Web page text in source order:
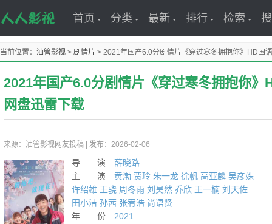
首页 分类 最新 排行 检索
当前位置： 油管影视 > 剧情片 > 2021年国产6.0分剧情片《穿过寒冬拥抱你》HD国
2021年国产6.0分剧情片《穿过寒冬拥抱你》
网盘迅雷下载
来源：油管影视网友投稿 发布：2026-02-06
导 演 薛晓路
主 演 黄渤 贾玲 朱一龙 徐帆 高亚麟 吴彦姝
许绍雄 王骁 周冬雨 刘昊然 乔欣 王一楠 刘天佐
田小洁 孙茜 张宥浩 尚语贤
年 份 2021